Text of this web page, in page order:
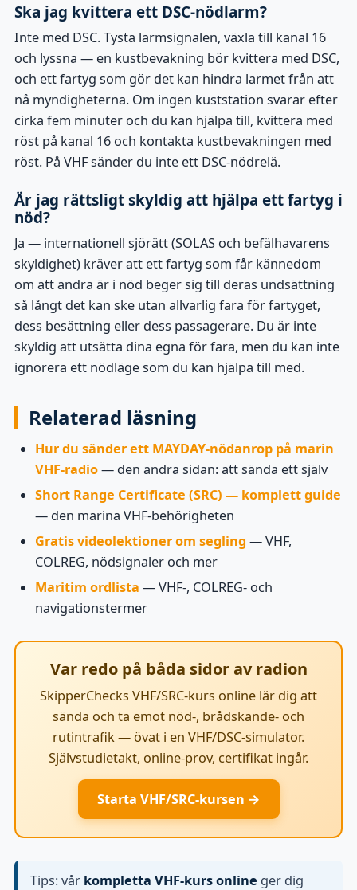
Ska jag kvittera ett DSC-nödlarm?
Inte med DSC. Tysta larmsignalen, växla till kanal 16
och lyssna — en kustbevakning bör kvittera med DSC,
och ett fartyg som gör det kan hindra larmet från att
nå myndigheterna. Om ingen kuststation svarar efter
cirka fem minuter och du kan hjälpa till, kvittera med
röst på kanal 16 och kontakta kustbevakningen med
röst. På VHF sänder du inte ett DSC-nödrelä.
Är jag rättsligt skyldig att hjälpa ett fartyg i
nöd?
Ja — internationell sjörätt (SOLAS och befälhavarens
skyldighet) kräver att ett fartyg som får kännedom
om att andra är i nöd beger sig till deras undsättning
så långt det kan ske utan allvarlig fara för fartyget,
dess besättning eller dess passagerare. Du är inte
skyldig att utsätta dina egna för fara, men du kan inte
ignorera ett nödläge som du kan hjälpa till med.
Relaterad läsning
Hur du sänder ett MAYDAY-nödanrop på marin
VHF-radio— den andra sidan: att sända ett själv
Short Range Certificate (SRC) — komplett guide
— den marina VHF-behörigheten
Gratis videolektioner om segling — VHF,
COLREG, nödsignaler och mer
Maritim ordlista — VHF-, COLREG- och
navigationstermer
Var redo på båda sidor av radion
SkipperChecks VHF/SRC-kurs online lär dig att
sända och ta emot nöd-, brådskande- och
rutintrafik — övat i en VHF/DSC-simulator.
Självstudietakt, online-prov, certifikat ingår.
Starta VHF/SRC-kursen →
Tips: vår kompletta VHF-kurs online ger dig